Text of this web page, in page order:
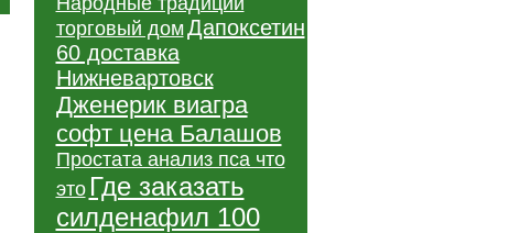
торговый домДапоксетин
60 доставка
Нижневартовск
Дженерик виагра
софт цена Балашов
Простата анализ пса что
это Где заказать
силденафил 100